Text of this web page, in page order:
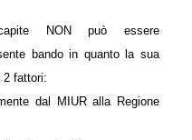
NON può essere
bando in quanto la sua
2 fattori:
dal MIUR alla Regione